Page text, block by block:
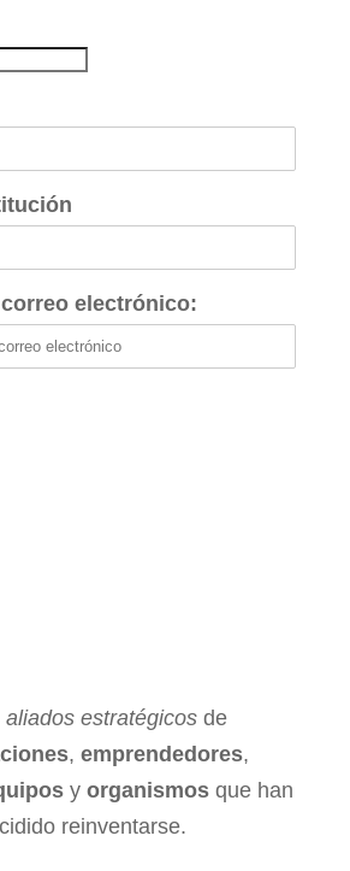
electrónico:
aliados estratégicos de
,emprendedores,
yorganismos que han
reinventarse.